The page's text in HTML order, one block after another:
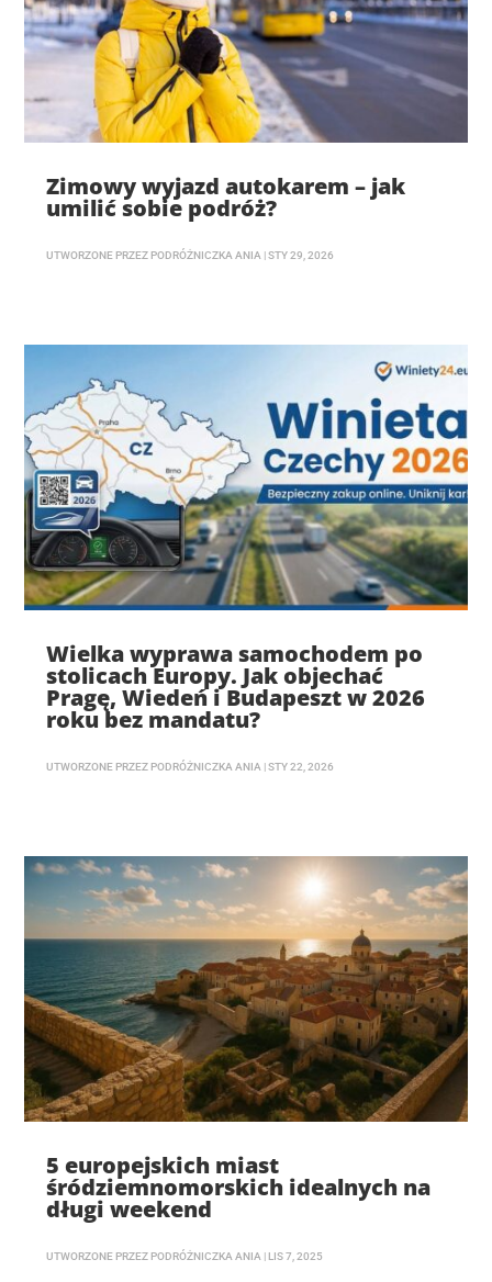
Zimowy wyjazd autokarem – jak
umilić sobie podróż?
UTWORZONE PRZEZ PODRÓŻNICZKA ANIA |STY 29, 2026
Wielka wyprawa samochodem po
stolicach Europy. Jak objechać
Pragę, Wiedeń i Budapeszt w 2026
roku bez mandatu?
UTWORZONE PRZEZ PODRÓŻNICZKA ANIA |STY 22, 2026
5 europejskich miast
śródziemnomorskich idealnych na
długi weekend
UTWORZONE PRZEZ PODRÓŻNICZKA ANIA | LIS 7, 2025